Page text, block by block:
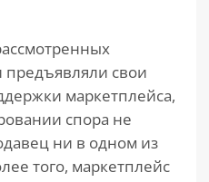
предъявляли свои
маркетплейса,
спора не
ни в одном из
того, маркетплейс